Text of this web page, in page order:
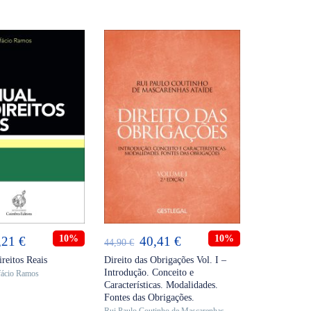
€O
preço
atual
10%
Reais
Ramos
44,90€ O
preço
original
era:
40,41€O
preço
atual
é:
10%
Direito das Obrigações Vol. I –
Introdução. Conceito e
Características. Modalidades.
Fontes das Obrigações.